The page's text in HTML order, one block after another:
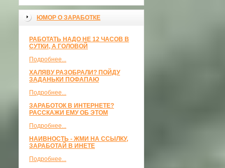
ЮМОР О ЗАРАБОТКЕ
РАБОТАТЬ НАДО НЕ 12 ЧАСОВ В
СУТКИ, А ГОЛОВОЙ
Подробнее...
ХАЛЯВУ РАЗОБРАЛИ? ПОЙДУ
ЗАДАНЬКИ ПОФАПАЮ
Подробнее...
ЗАРАБОТОК В ИНТЕРНЕТЕ?
РАССКАЖИ ЕМУ ОБ ЭТОМ
Подробнее...
НАИВНОСТЬ - ЖМИ НА ССЫЛКУ,
ЗАРАБОТАЙ В ИНЕТЕ
Подробнее...